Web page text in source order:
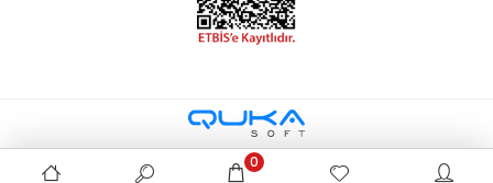
0